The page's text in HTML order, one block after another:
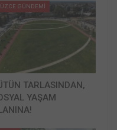
GÜNDEMİ
TARLASINDAN,
YAŞAM